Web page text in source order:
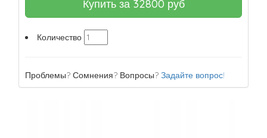
Купить за 32800 руб
Количество
Проблемы? Сомнения? Вопросы? Задайте вопрос!